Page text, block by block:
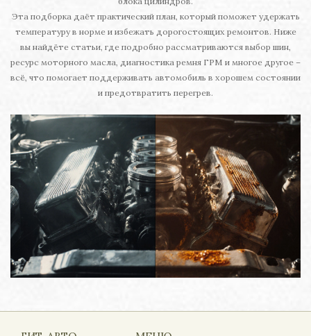
Эта подборка даёт практический план, который поможет удержать
температуру в норме и избежать дорогостоящих ремонтов. Ниже
вы найдёте статьи, где подробно рассматриваются выбор шин,
ресурс моторного масла, диагностика ремня ГРМ и многое другое –
всё, что помогает поддерживать автомобиль в хорошем состоянии
и предотвратить перегрев.